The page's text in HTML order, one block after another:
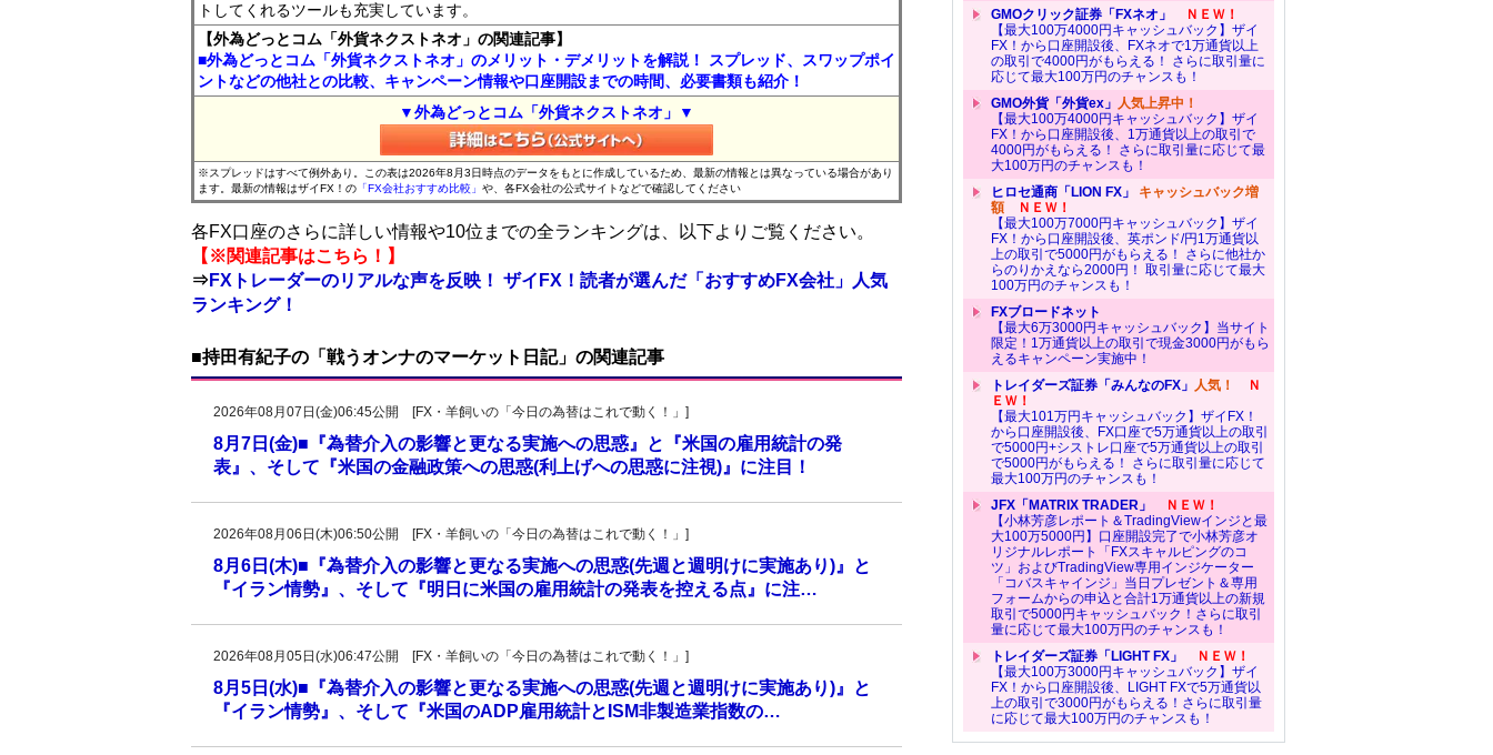
トしてくれるツールも充実しています。
【外為どっとコム「外貨ネクストネオ」の関連記事】
■外為どっとコム「外貨ネクストネオ」のメリット・デメリットを解説！ スプレッド、スワップポイ
ントなどの他社との比較、キャンペーン情報や口座開設までの時間、必要書類も紹介！
▼外為どっとコム「外貨ネクストネオ」▼
※スプレッドはすべて例外あり。この表は2026年8月3日時点のデータをもとに作成しているため、最新の情報とは異なっている場合があり
ます。最新の情報はザイFX！の 「FX会社おすすめ比較」 や、各FX会社の公式サイトなどで確認してください
各FX口座のさらに詳しい情報や10位までの全ランキングは、以下よりご覧ください。
【※関連記事はこちら！】
⇒FXトレーダーのリアルな声を反映！ ザイFX！読者が選んだ「おすすめFX会社」人気
ランキング！
■持田有紀子の「戦うオンナのマーケット日記」の関連記事
2026年08月07日(金)06:45公開 [FX・羊飼いの「今日の為替はこれで動く！」]
8月7日(金)■『為替介入の影響と更なる実施への思惑』と『米国の雇用統計の発
表』、そして『米国の金融政策への思惑(利上げへの思惑に注視)』に注目！
2026年08月06日(木)06:50公開 [FX・羊飼いの「今日の為替はこれで動く！」]
8月6日(木)■『為替介入の影響と更なる実施への思惑(先週と週明けに実施あり)』と
『イラン情勢』、そして『明日に米国の雇用統計の発表を控える点』に注…
2026年08月05日(水)06:47公開 [FX・羊飼いの「今日の為替はこれで動く！」]
8月5日(水)■『為替介入の影響と更なる実施への思惑(先週と週明けに実施あり)』と
『イラン情勢』、そして『米国のADP雇用統計とISM非製造業指数の…
GMOクリック証券「FXネオ」
ＮＥＷ！
【最大100万4000円キャッシュバック】ザイ
FX！から口座開設後、FXネオで1万通貨以上
の取引で4000円がもらえる！ さらに取引量に
応じて最大100万円のチャンスも！
GMO外貨「外貨ex」 人気上昇中！
【最大100万4000円キャッシュバック】ザイ
FX！から口座開設後、1万通貨以上の取引で
4000円がもらえる！ さらに取引量に応じて最
大100万円のチャンスも！
ヒロセ通商「LION FX」 キャッシュバック増
額ＮＥＷ！
【最大100万7000円キャッシュバック】ザイ
FX！から口座開設後、英ポンド/円1万通貨以
上の取引で5000円がもらえる！ さらに他社か
らのりかえなら2000円！ 取引量に応じて最大
100万円のチャンスも！
FXブロードネット
【最大6万3000円キャッシュバック】当サイト
限定！1万通貨以上の取引で現金3000円がもら
えるキャンペーン実施中！
トレイダーズ証券「みんなのFX」 人気！
Ｎ
ＥＷ！
【最大101万円キャッシュバック】ザイFX！
から口座開設後、FX口座で5万通貨以上の取引
で5000円+シストレ口座で5万通貨以上の取引
で5000円がもらえる！ さらに取引量に応じて
最大100万円のチャンスも！
JFX「MATRIX TRADER」
ＮＥＷ！
【小林芳彦レポート＆TradingViewインジと最
大100万5000円】口座開設完了で小林芳彦オ
リジナルレポート「FXスキャルピングのコ
ツ」およびTradingView専用インジケーター
「コバスキャインジ」当日プレゼント＆専用
フォームからの申込と合計1万通貨以上の新規
取引で5000円キャッシュバック！さらに取引
量に応じて最大100万円のチャンスも！
トレイダーズ証券「LIGHT FX」
ＮＥＷ！
【最大100万3000円キャッシュバック】ザイ
FX！から口座開設後、LIGHT FXで5万通貨以
上の取引で3000円がもらえる！さらに取引量
に応じて最大100万円のチャンスも！